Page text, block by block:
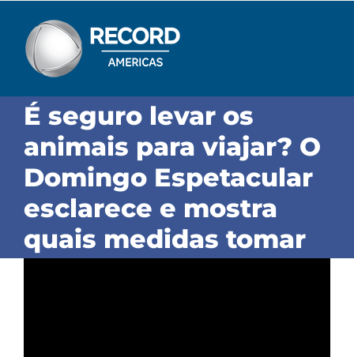
content
É seguro levar os
animais para viajar? O
Domingo Espetacular
esclarece e mostra
quais medidas tomar